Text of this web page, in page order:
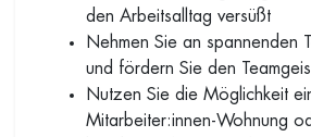
den Arbeitsalltag versüßt
Nehmen Sie an spannenden
und fördern Sie den
Nutzen Sie die Möglichkeit
Mitarbeiter:innen-Wohnung